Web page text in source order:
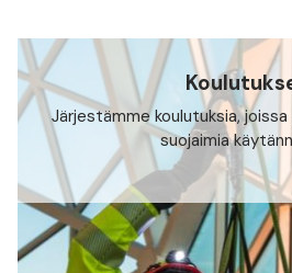
Järjestämme koulutuksia,
suojaimia